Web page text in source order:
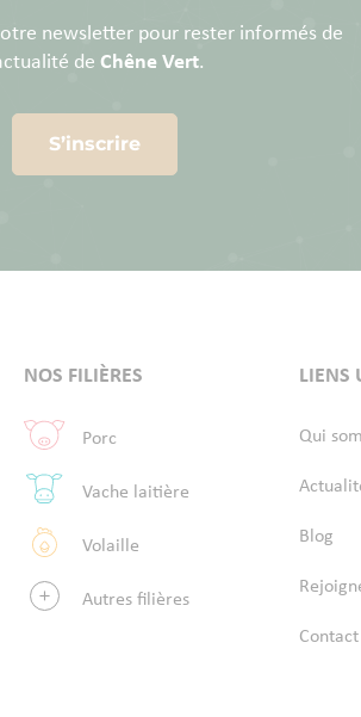
newsletter pour rester informés de
de Chêne Vert.
S’inscrire
NOS FILIÈRES
Porc
Vache laitière
Volaille
Autres filières
LIENS
Qui
Blog
Contact